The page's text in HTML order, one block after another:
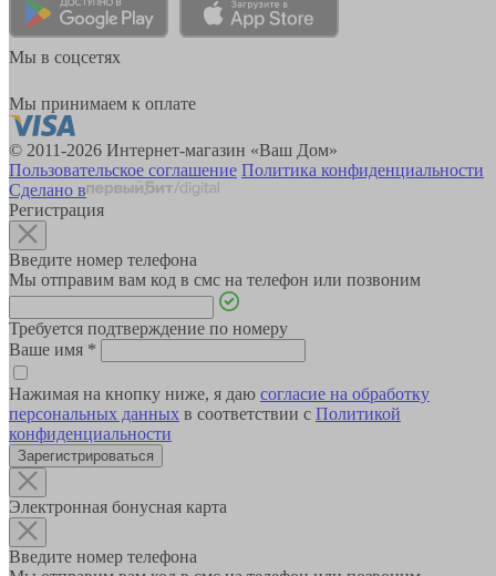
Мы в соцсетях
Мы принимаем к оплате
© 2011-2026 Интернет-магазин «Ваш Дом»
Пользовательское соглашение Политика конфиденциальности
Сделано в
Регистрация
Введите номер телефона
Мы отправим вам код в смс на телефон или позвоним
Требуется подтверждение по номеру
Ваше имя *
Нажимая на кнопку ниже, я даю согласие на обработку
персональных данных в соответствии с Политикой
конфиденциальности
Зарегистрироваться
Электронная бонусная карта
Введите номер телефона